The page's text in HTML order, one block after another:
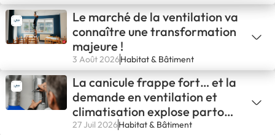
Le marché de la ventilation va
connaître une transformation
majeure !
3 Août 2026Habitat & Bâtiment
La canicule frappe fort… et la
demande en ventilation et
climatisation explose partout
en France
27 Juil 2026Habitat & Bâtiment